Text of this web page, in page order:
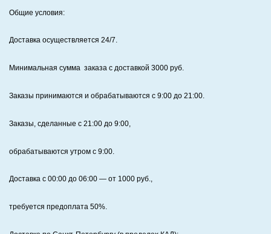
Общие условия:
Доставка осуществляется 24/7.
Минимальная сумма заказа с доставкой 3000 руб.
Заказы принимаются и обрабатываются с 9:00 до 21:00.
Заказы, сделанные с 21:00 до 9:00,
обрабатываются утром с 9:00.
Доставка с 00:00 до 06:00 — от 1000 руб.,
требуется предоплата 50%.